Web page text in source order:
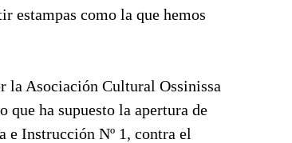
estampas como la que hemos
la Asociación Cultural Ossinissa
que ha supuesto la apertura de
e Instrucción Nº 1, contra el